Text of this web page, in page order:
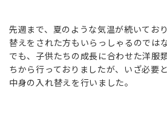
先週まで、夏のような気温が続いてお
替えをされた方もいらっしゃるのでは
でも、子供たちの成長に合わせた洋服
ちから行っておりましたが、いざ必要
中身の入れ替えを行いました。